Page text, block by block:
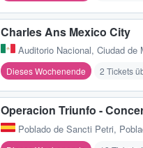
Charles Ans Mexico City
Auditorio Nacional, Ciudad de
Dieses Wochenende 2 Tickets
Operacion Triunfo -
Poblado de Sancti Petri,